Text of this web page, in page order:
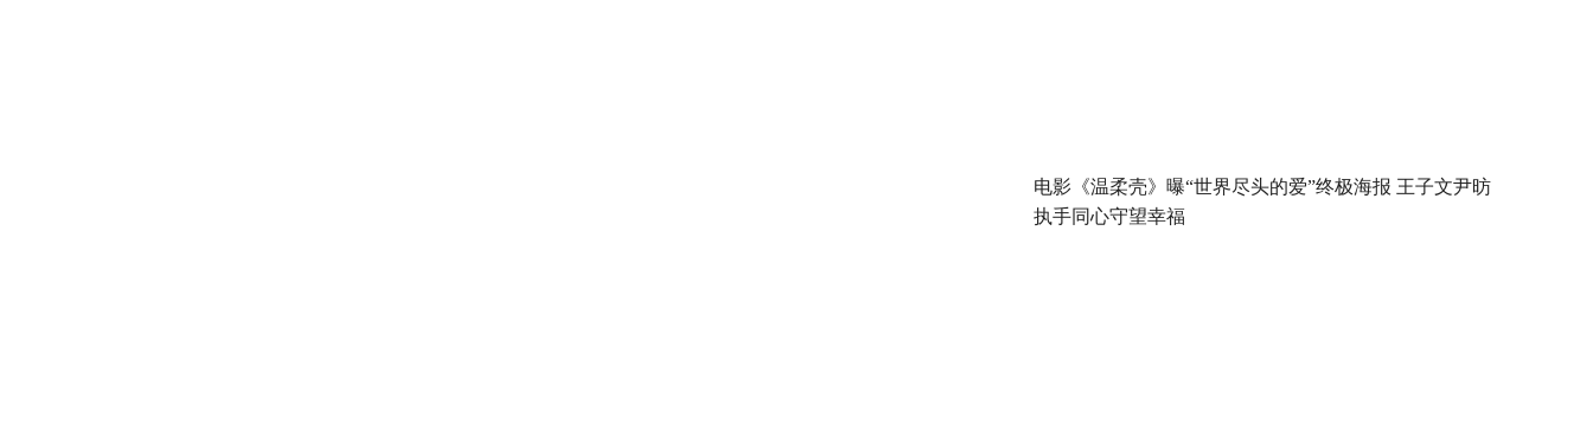
电影《温柔壳》曝“世界尽头的爱”终极海报 王子文尹昉
执手同心守望幸福